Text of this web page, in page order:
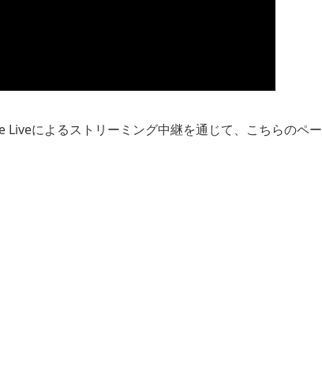
によるストリーミング中継を通じて、こちらのペー